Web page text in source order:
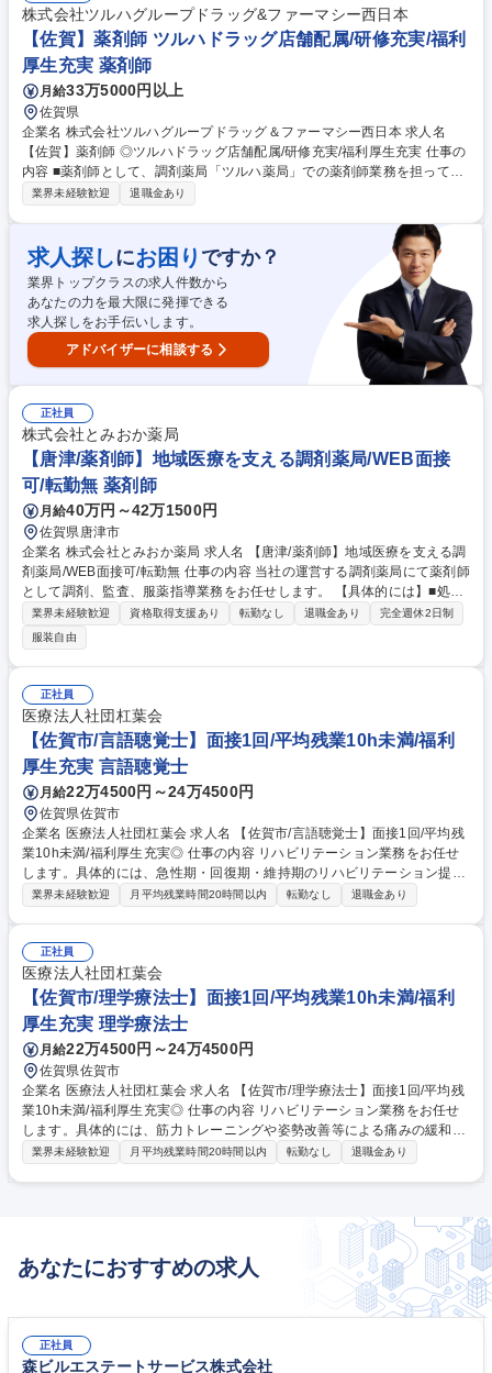
康に寄り添う事を重視しております。 募集職種 【佐賀県/武雄市】薬剤師
／在宅医療で地域貢献＜残業5H程度/面接回数1回＞
株式会社ツルハグループドラッグ&ファーマシー西日本
【佐賀】薬剤師 ツルハドラッグ店舗配属/研修充実/福利
厚生充実 薬剤師
月給33万5000円以上
佐賀県
企業名 株式会社ツルハグループドラッグ＆ファーマシー西日本 求人名
【佐賀】薬剤師 ◎ツルハドラッグ店舗配属/研修充実/福利厚生充実 仕事の
内容 ■薬剤師として、調剤薬局「ツルハ薬局」での薬剤師業務を担って頂
きます。 【具体的な業務内】 ◆総合病院や専門に特化したクリニックの
リング ◆将来は薬局長・SV等のマネジメント業務も可能です 募集職種
【佐賀】薬剤師 ◎ツルハドラッグ店舗配属/研修充実/福利厚生充実
業界未経験歓迎 退職金あり
求人探しにお困り ですか？
業界トップクラスの求人件数から
あなたの力を最大限に発揮できる
求人探しをお手伝いします。
アドバイザーに相談する
正社員
株式会社とみおか薬局
【唐津/薬剤師】地域医療を支える調剤薬局/WEB面接
可/転勤無 薬剤師
月給40万円～42万1500円
佐賀県唐津市
企業名 株式会社とみおか薬局 求人名 【唐津/薬剤師】地域医療を支える調
剤薬局/WEB面接可/転勤無 仕事の内容 当社の運営する調剤薬局にて薬剤師
として調剤、監査、服薬指導業務をお任せします。 【具体的には】■処方
箋をもとに薬剤の調剤(計量、調合、包装)■薬剤の在庫管理（発注、保管、
期限管理）■医薬品の品質管理と適正な保管■患者への薬剤説明■薬剤の服
用方法や処方内容についての詳細指導などをお任せします。監査業務は調
剤監査システムを採用しており、負担軽減しています。また服薬指導業務
ははローカウンターを採用しているため座って落ち着いてお渡しできま
す。 募集職種 【唐津/薬剤師】地域医療を支える調剤薬局/WEB面接可/転
勤無
業界未経験歓迎 資格取得支援あり 転勤なし 退職金あり
完全週休2日制
服装自由
正社員
医療法人社団杠葉会
【佐賀市/言語聴覚士】面接1回/平均残業10h未満/福利
厚生充実 言語聴覚士
月給22万4500円～24万4500円
佐賀県佐賀市
企業名 医療法人社団杠葉会 求人名 【佐賀市/言語聴覚士】面接1回/平均残
業10h未満/福利厚生充実◎ 仕事の内容 リハビリテーション業務をお任せ
します。具体的には、急性期・回復期・維持期のリハビリテーション提供
や食事（嚥下）訓練等です。言語障害の方の支援等もご担当いただきま
した医療提供を行い、患者との信頼関係を築いています。 ※変更範囲：な
し 募集職種 【佐賀市/言語聴覚士】面接1回/平均残業10h未満/福利厚生充
実◎
業界未経験歓迎 月平均残業時間20時間以内 転勤なし 退職金あり
正社員
医療法人社団杠葉会
【佐賀市/理学療法士】面接1回/平均残業10h未満/福利
厚生充実 理学療法士
月給22万4500円～24万4500円
佐賀県佐賀市
企業名 医療法人社団杠葉会 求人名 【佐賀市/理学療法士】面接1回/平均残
業10h未満/福利厚生充実◎ 仕事の内容 リハビリテーション業務をお任せ
します。具体的には、筋力トレーニングや姿勢改善等による痛みの緩和
等、運動機能の回復支援をご担当いただきます。患者様に応じたサポート
業界未経験歓迎 月平均残業時間20時間以内 転勤なし 退職金あり
あなたにおすすめの求人
正社員
森ビルエステートサービス株式会社